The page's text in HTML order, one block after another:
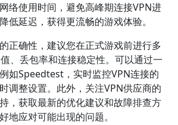
络使用时间，避免高峰期连接VPN进
低延迟，获得更流畅的游戏体验。
正确性，建议您在正式游戏前进行多
、丢包率和连接稳定性。可以通过一
如Speedtest，实时监控VPN连接的
调整设置。此外，关注VPN供应商的
，获取最新的优化建议和故障排查方
地应对可能出现的问题。